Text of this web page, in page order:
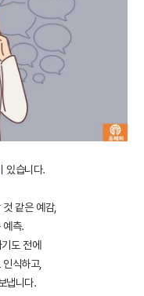
있습니다.
것 같은 예감,
예측.
도 전에
식하고,
냅니다.